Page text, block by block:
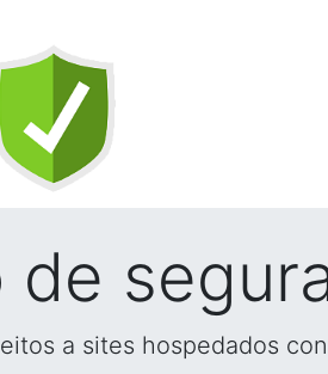
a sites hospedados